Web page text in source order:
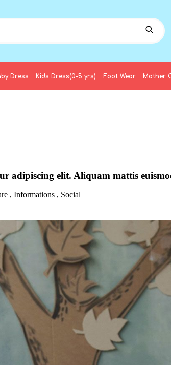
Dress Kids Dress(0-5 yrs) Foot Wear Mother
adipiscing elit. Aliquam mattis
, Informations , Social